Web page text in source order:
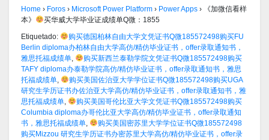
Home › Foros › Microsoft Power Platform › Power Apps ›
《加微信看样
本》
买华威大学毕业证成绩单Q微：1855
Etiquetado:
购买德国柏林自由大学文凭证书Q微185572498购买FU
Berlin diploma办柏林自由大学高仿/精仿毕业证书，offer录取通知书，
雅思托福成绩单,
购买新西兰泰勒学院文凭证书Q微185572498购买
TAFY diploma办泰勒学院高仿/精仿毕业证书，offer录取通知书，雅思
托福成绩单,
购买美国佐治亚大学学位证书Q微185572498购买UGA
研究生学历证书办佐治亚大学高仿/精仿毕业证书，offer录取通知书，雅
思托福成绩单,
购买美国哥伦比亚大学文凭证书Q微185572498购买
Columbia diploma办哥伦比亚大学高仿/精仿毕业证书，offer录取通知
书，雅思托福成绩单,
购买美国密苏里大学学位证书Q微185572498
购买Mizzou 研究生学历证书办密苏里大学高仿/精仿毕业证书，offer录